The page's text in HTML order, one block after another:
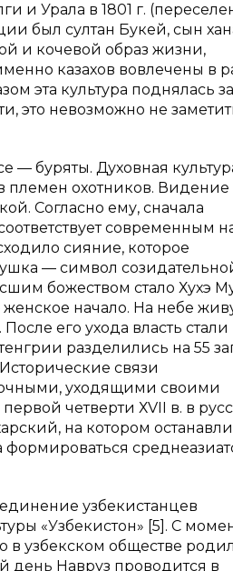
и Урала в 1801 г.
был султан Букей, сын
и кочевой образ жизни,
казахов вовлечены в
эта культура поднялась за
это невозможно не
— буряты. Духовная
племен охотников. Видение
Согласно ему, сначала
современным
сияние, которое
— символ
божеством стало Хухэ
начало. На небе
его ухода власть стали
разделились на 55
связи
уходящими своими
четверти ХVII в. в
на котором
узбекистанцев
«Узбекистон» [5]. С
в узбекском обществе
день Навруз проводится в